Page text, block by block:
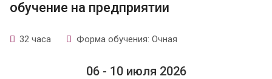
обучение на предприятии
32 часа Форма обучения: Очная
06 - 10 июля 2026